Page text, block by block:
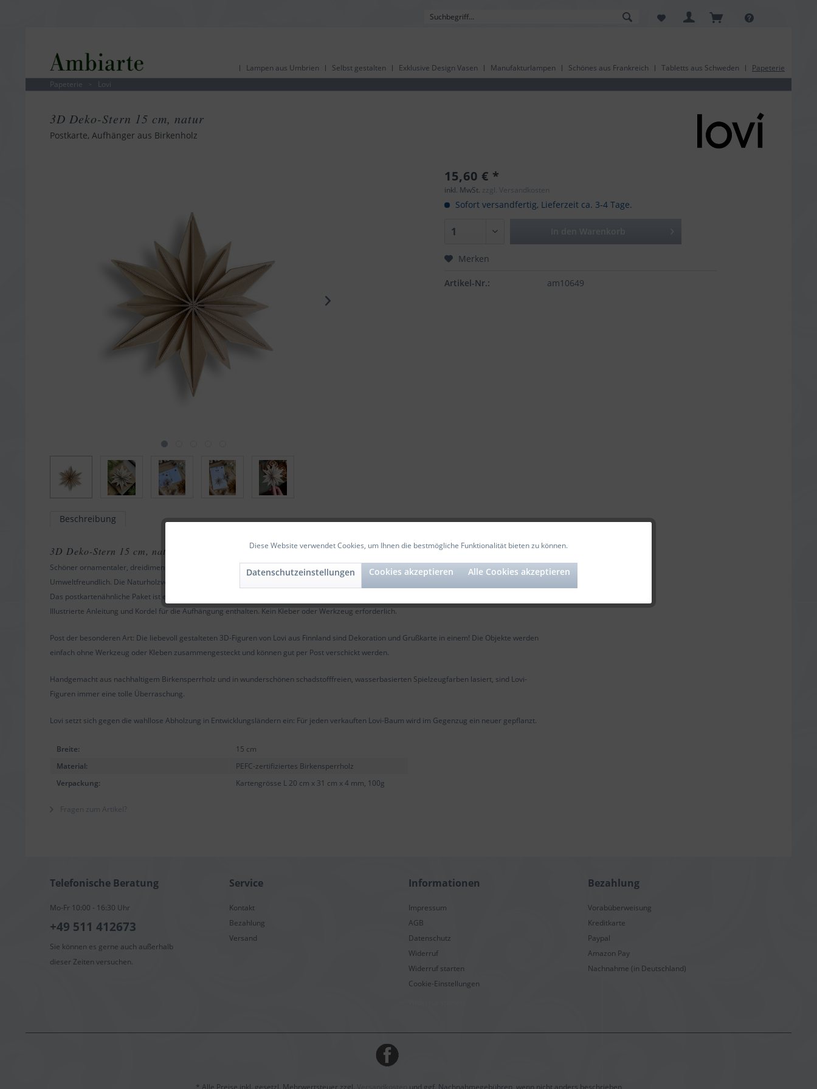
Lampen aus Umbrien Selbst gestalten Exklusive Design Vasen Manufakturlampen Schönes aus Frankreich Tabletts aus Schweden
Papeterie
Papeterie
Lovi
3D Deko-Stern 15 cm, natur
Postkarte, Aufhänger aus Birkenholz
15,60 € *
inkl. MwSt. zzgl. Versandkosten
Sofort versandfertig, Lieferzeit ca. 3-4 Tage.
Merken
Artikel-Nr.: am10649
Beschreibung
3D Deko-Stern 15 cm, natur
Schöner ornamentaler, dreidimensionaler Stern aus Holz zum Selbermachen. Sieht sowohl am Weihnachtsbaum auch als Tischdeko toll aus.
Umweltfreundlich. Die Naturholzversion kann nach eigenen Wünschen bemalt und dekoriert werden.
Das postkartenähnliche Paket ist einfach als Geschenk zu verschicken!
Illustrierte Anleitung und Kordel für die Aufhängung enthalten. Kein Kleber oder Werkzeug erforderlich.
Post der besonderen Art: Die liebevoll gestalteten 3D-Figuren von Lovi aus Finnland sind Dekoration und Grußkarte in einem! Die Objekte werden
einfach ohne Werkzeug oder Kleben zusammengesteckt und können gut per Post verschickt werden.
Handgemacht aus nachhaltigem Birkensperrholz und in wunderschönen schadstofffreien, wasserbasierten Spielzeugfarben lasiert, sind Lovi-
Figuren immer eine tolle Überraschung.
Lovi setzt sich gegen die wahllose Abholzung in Entwicklungsländern ein: Für jeden verkauften Lovi-Baum wird im Gegenzug ein neuer gepflanzt.
Breite:
15 cm
Material:
PEFC-zertifiziertes Birkensperrholz
Verpackung:
Kartengrösse L 20 cm x 31 cm x 4 mm, 100g
Fragen zum Artikel?
Telefonische Beratung
Mo-Fr 10:00 - 16:30 Uhr
+49 511 412673
Sie können es gerne auch außerhalb
dieser Zeiten versuchen.
Service
Kontakt
Bezahlung
Versand
Informationen
Impressum
AGB
Datenschutz
Widerruf
Widerruf starten
Cookie-Einstellungen
Bezahlung
Vorabüberweisung
Kreditkarte
Paypal
Amazon Pay
Nachnahme (in Deutschland)
Tracking
Diese Website verwendet Cookies, um Ihnen die bestmögliche Funktionalität bieten zu können.
Datenschutzeinstellungen Cookies akzeptieren Alle Cookies akzeptieren